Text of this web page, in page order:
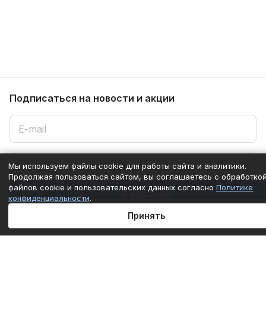
В корзину
Подписаться на новости и акции
Подписаться
Интернет-магазин
Мы используем файлы cookie для работы сайта и аналитики.
Продолжая пользоваться сайтом, вы соглашаетесь с
файлов cookie и пользовательских данных согласно Политике
конфиденциальности.
Принять